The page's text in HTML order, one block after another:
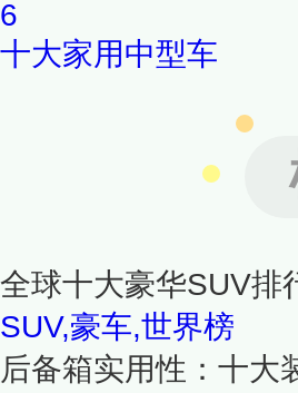
6
十大家用中型车
全球十大豪华SUV排
SUV,豪车,世界榜
后备箱实用性：十大